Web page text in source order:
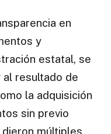
en
y
estatal, se
resultado de
la adquisición
sin previo
múltiples